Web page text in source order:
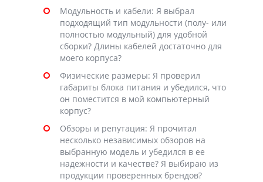
Модульность и кабели: Я выбрал
подходящий тип модульности (полу- или
полностью модульный) для удобной
сборки? Длины кабелей достаточно для
моего корпуса?
Физические размеры: Я проверил
габариты блока питания и убедился, что
он поместится в мой компьютерный
корпус?
Обзоры и репутация: Я прочитал
несколько независимых обзоров на
выбранную модель и убедился в ее
надежности и качестве? Я выбираю из
продукции проверенных брендов?